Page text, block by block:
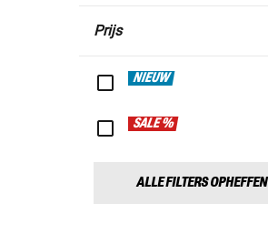
Prijs
NIEUW
SALE %
ALLE FILTERS OPHEFFEN